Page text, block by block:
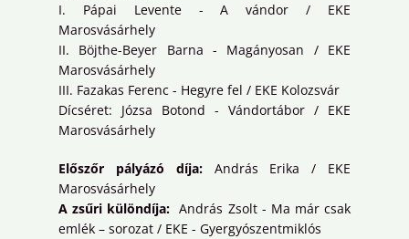
I. Pápai Levente - A vándor / EKE
Marosvásárhely
II. Böjthe-Beyer Barna - Magányosan / EKE
Marosvásárhely
III. Fazakas Ferenc - Hegyre fel / EKE Kolozsvár
Dícséret: Józsa Botond - Vándortábor / EKE
Marosvásárhely
Előszőr pályázó díja:András Erika / EKE
Marosvásárhely
A zsűri különdíja: András Zsolt - Ma már csak
emlék – sorozat / EKE - Gyergyószentmiklós